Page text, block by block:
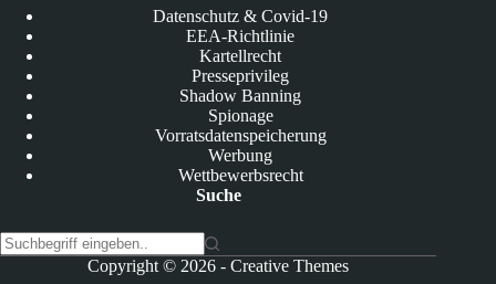
Datenschutz & Covid-19
EEA-Richtlinie
Kartellrecht
Presseprivileg
Shadow Banning
Spionage
Vorratsdatenspeicherung
Werbung
Wettbewerbsrecht
Suche
Copyright © 2026 -Creative Themes